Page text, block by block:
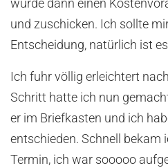
würde dann einen
und zuschicken. Ich sollte
Entscheidung, natürlich ist
Ich fuhr völlig erleichtert
Schritt hatte ich nun
er im Briefkasten und ich
entschieden. Schnell bekam
Termin, ich war sooooo